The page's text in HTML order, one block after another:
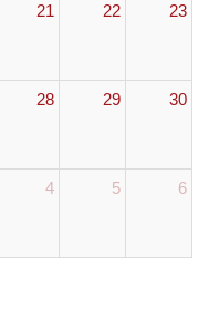
21 22 23
28 29 30
4 5 6